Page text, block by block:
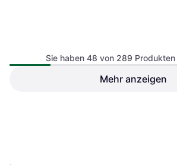
Sie haben 48 von 289
Mehr anzeigen